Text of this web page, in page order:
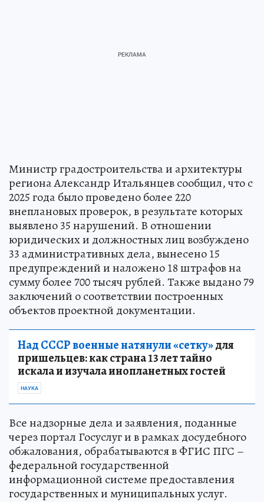
Министр градостроительства и архитектуры
региона Александр Итальянцев сообщил, что с
2025 года было проведено более 220
внеплановых проверок, в результате которых
выявлено 35 нарушений. В отношении
юридических и должностных лиц возбуждено
33 административных дела, вынесено 15
предупреждений и наложено 18 штрафов на
сумму более 700 тысяч рублей. Также выдано 79
заключений о соответствии построенных
объектов проектной документации.
Над СССР военные натянули «сетку»для
пришельцев: как страна 13 лет тайно
искала и изучала инопланетных гостей
НАУКА
Все надзорные дела и заявления, поданные
через портал Госуслуг и в рамках досудебного
обжалования, обрабатываются в ФГИС ПГС –
федеральной государственной
информационной системе предоставления
государственных и муниципальных услуг.